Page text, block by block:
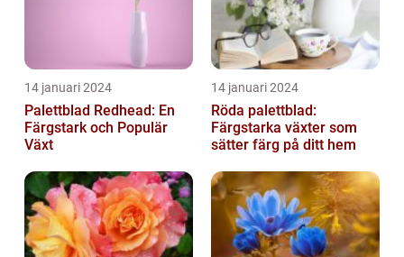
14 januari 2024
Palettblad Redhead: En
Färgstark och Populär
Växt
14 januari 2024
Röda palettblad:
Färgstarka växter som
sätter färg på ditt hem